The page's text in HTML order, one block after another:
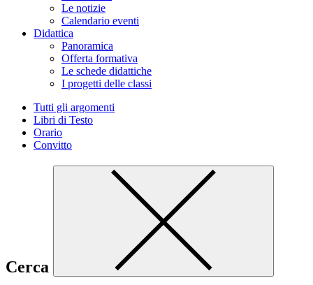
Le notizie
Calendario eventi
Didattica
Panoramica
Offerta formativa
Le schede didattiche
I progetti delle classi
Tutti gli argomenti
Libri di Testo
Orario
Convitto
Cerca